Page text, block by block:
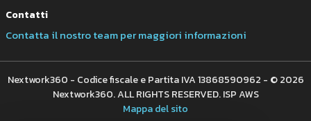
Contatti
Contatta il nostro team per maggiori informazioni
Nextwork360 - Codice fiscale e Partita IVA 13868590962 - © 2026
Nextwork360. ALL RIGHTS RESERVED. ISP AWS
Mappa del sito